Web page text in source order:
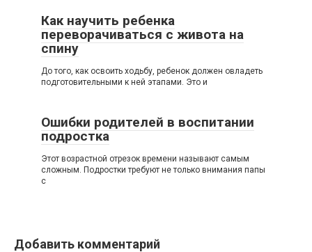
Как научить ребенка
переворачиваться с живота на
спину
До того, как освоить ходьбу, ребенок должен овладеть
подготовительными к ней этапами. Это и
Ошибки родителей в воспитании
подростка
Этот возрастной отрезок времени называют самым
сложным. Подростки требуют не только внимания папы
с
Добавить комментарий